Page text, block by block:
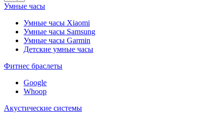
Умные часы
Умные часы Xiaomi
Умные часы Samsung
Умные часы Garmin
Детские умные часы
Фитнес браслеты
Google
Whoop
Акустические системы